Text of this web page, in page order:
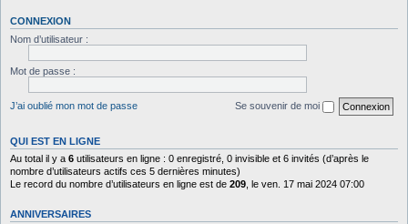
CONNEXION
Nom d’utilisateur :
Mot de passe :
J’ai oublié mon mot de passe Se souvenir de moi
QUI EST EN LIGNE
Au total il y a 6 utilisateurs en ligne : 0 enregistré, 0 invisible et 6 invités (d’après le
nombre d’utilisateurs actifs ces 5 dernières minutes)
Le record du nombre d’utilisateurs en ligne est de 209 , le ven. 17 mai 2024 07:00
ANNIVERSAIRES